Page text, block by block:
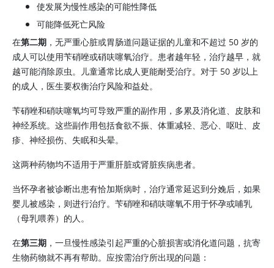
使发展为慢性感染的可能性降低
可能降低死亡风险
在第二期 ，无严重心脏或胃肠道问题证据的儿童和不超过 50 岁的
成人可以使用苄硝唑或硝呋噻氧治疗。患者越年轻，治疗越早，就
越可能消除原虫。儿童通常比成人更能耐受治疗。对于 50 岁以上
的成人，医生要权衡治疗风险和益处。
苄硝唑和硝呋噻氧均可导致严重的副作用，多累及消化道、皮肤和
神经系统。这些副作用包括食欲不振、体重减轻、恶心、呕吐、皮
疹、神经损伤、失眠和头晕。
这两种药物均不适用于严重肝脏或肾脏疾病患者。
当怀孕者被诊断出患有恰加斯病时，治疗通常延迟到分娩后，如果
婴儿被感染，则进行治疗。 苄硝唑和硝呋噻氧不用于怀孕或哺乳
（母乳喂养）的人。
在第三期 ，一旦慢性感染引起严重的心脏损害或消化道问题，抗寄
生物药物就不再有帮助。应按需治疗所出现的问题：